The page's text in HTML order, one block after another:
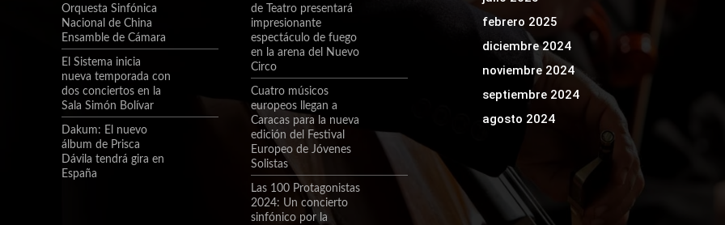
Orquesta Sinfónica
Nacional de China
Ensamble de Cámara
El Sistema inicia
nueva temporada con
dos conciertos en la
Sala Simón Bolívar
Dakum: El nuevo
álbum de Prisca
Dávila tendrá gira en
España
de Teatro presentará
impresionante
espectáculo de fuego
en la arena del Nuevo
Circo
Cuatro músicos
europeos llegan a
Caracas para la nueva
edición del Festival
Europeo de Jóvenes
Solistas
Las 100 Protagonistas
2024: Un concierto
sinfónico por la
febrero 2025
diciembre 2024
noviembre 2024
septiembre 2024
agosto 2024